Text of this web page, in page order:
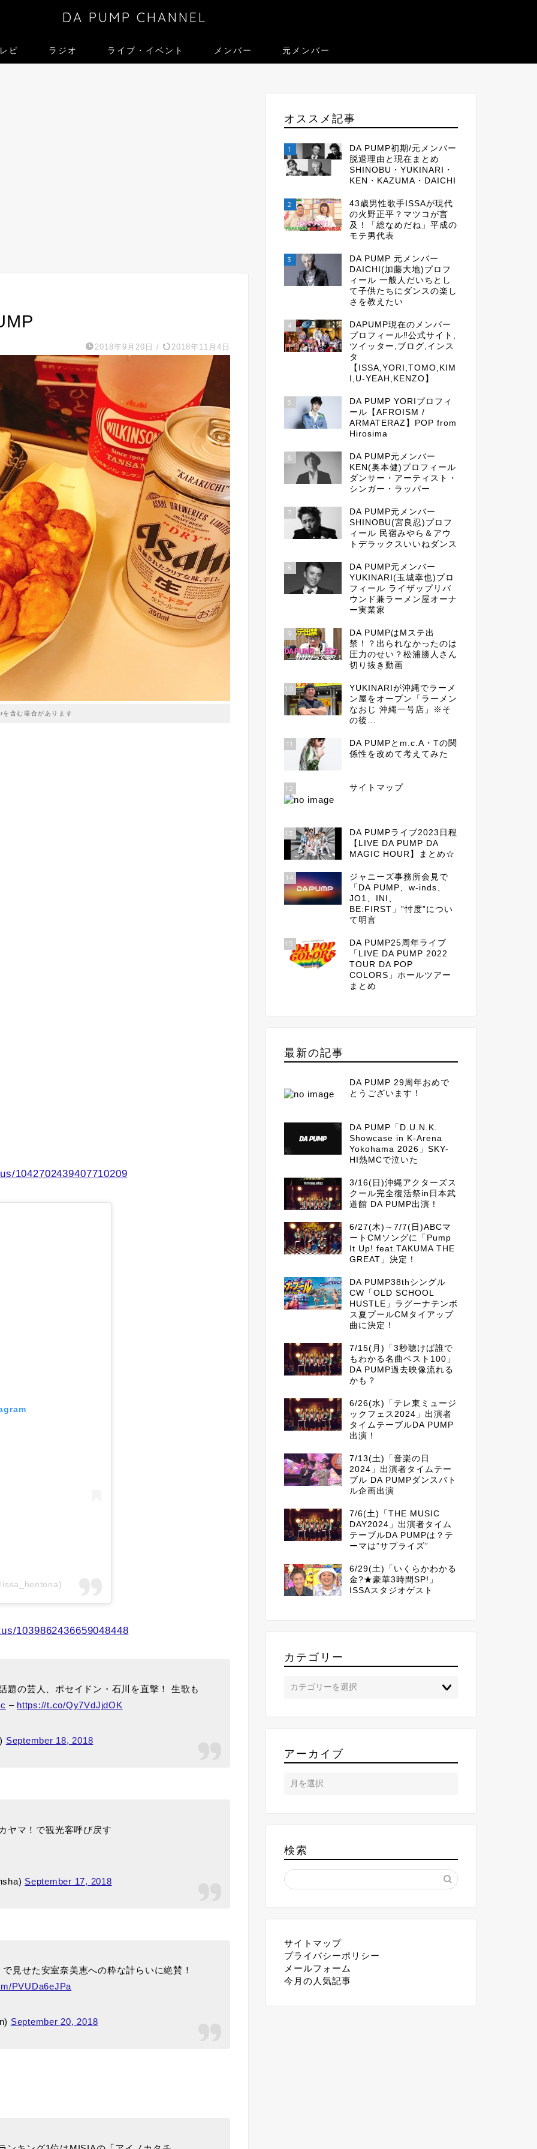
DA PUMP CHANNEL
ビ ラジオ ライブ・イベント メンバー 元メンバー
2018年9月20日 / 2018年11月4日
を含む場合があります
1042702439407710209
1039862436659048448
題の芸人、ポセイドン・石川を直撃！ 生歌も
– https://t.co/Qy7VdJjdOK
September 18, 2018
ヤマ！で観光客呼び戻す
September 17, 2018
見せた安室奈美恵への粋な計らいに絶賛！
PVUDa6eJPa
September 20, 2018
オススメ記事
1
DA PUMP初期/元メンバー
脱退理由と現在まとめ
SHINOBU・YUKINARI・
KEN・KAZUMA・DAICHI
2
43歳男性歌手ISSAが現代
の火野正平？マツコが言
及！「総なめだね」平成の
モテ男代表
3
DA PUMP 元メンバー
DAICHI(加藤大地)プロフ
ィール 一般人だいちとし
て子供たちにダンスの楽し
さを教えたい
4
DAPUMP現在のメンバー
プロフィール‼公式サイト,
ツイッター,ブログ,インス
タ
【ISSA,YORI,TOMO,KIM
I,U-YEAH,KENZO】
5
DA PUMP YORIプロフィ
ール【AFROISM /
ARMATERAZ】POP from
Hirosima
6
DA PUMP元メンバー
KEN(奥本健)プロフィール
ダンサー・アーティスト・
シンガー・ラッパー
7
DA PUMP元メンバー
SHINOBU(宮良忍)プロフ
ィール 民宿みやら＆アウ
トデラックスいいねダンス
8
DA PUMP元メンバー
YUKINARI(玉城幸也)プロ
フィール ライザップリバ
ウンド兼ラーメン屋オーナ
ー実業家
9
DA PUMPはMステ出
禁！？出られなかったのは
圧力のせい？松浦勝人さん
切り抜き動画
10
YUKINARIが沖縄でラーメ
ン屋をオープン「ラーメン
なおじ 沖縄一号店」※そ
の後…
11
DA PUMPとm.c.A・Tの関
係性を改めて考えてみた
12 サイトマップ
13
DA PUMPライブ2023日程
【LIVE DA PUMP DA
MAGIC HOUR】まとめ☆
14
ジャニーズ事務所会見で
「DA PUMP、w-inds、
JO1、INI、
BE:FIRST」”忖度”につい
て明言
15
DA PUMP25周年ライブ
「LIVE DA PUMP 2022
TOUR DA POP
COLORS」ホールツアー
まとめ
最新の記事
DA PUMP 29周年おめで
とうございます！
DA PUMP「D.U.N.K.
Showcase in K-Arena
Yokohama 2026」SKY-
HI熱MCで泣いた
3/16(日)沖縄アクターズス
クール完全復活祭in日本武
道館 DA PUMP出演！
6/27(木)～7/7(日)ABCマ
ートCMソングに「Pump
It Up! feat.TAKUMA THE
GREAT」決定！
DA PUMP38thシングル
CW「OLD SCHOOL
HUSTLE」ラグーナテンボ
ス夏プールCMタイアップ
曲に決定！
7/15(月)「3秒聴けば誰で
もわかる名曲ベスト100」
DA PUMP過去映像流れる
かも？
6/26(水)「テレ東ミュージ
ックフェス2024」出演者
タイムテーブルDA PUMP
出演！
7/13(土)「音楽の日
2024」出演者タイムテー
ブル DA PUMPダンスバト
ル企画出演
7/6(土)「THE MUSIC
DAY2024」出演者タイム
テーブルDA PUMPは？テ
ーマは”サプライズ”
6/29(土)「いくらかわかる
金?★豪華3時間SP!」
ISSAスタジオゲスト
カテゴリー
アーカイブ
検索
サイトマップ
プライバシーポリシー
メールフォーム
今月の人気記事